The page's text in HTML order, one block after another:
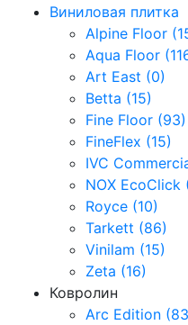
Виниловая плитка
Alpine Floor
Aqua Floor
Art East (0)
Betta (15)
Fine Floor (93)
FineFlex (15)
IVC
NOX EcoClick
Royce (10)
Tarkett (86)
Vinilam (15)
Zeta (16)
Ковролин
Arc Edition